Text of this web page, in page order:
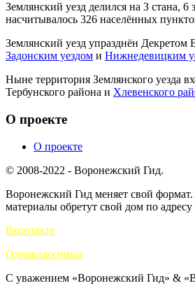
Землянский уезд делился на 3 стана,
насчитывалось 326 населённых
Землянский уезд упразднён
Задонским уездом и Нижнедевицким
Ныне территория Землянского уезда
Тербунского района и Хлевенского
О проекте
О проекте
© 2008-2022 - Воронежский Гид.
Воронежский Гид меняет свой
материалы обретут свой дом по адресу
Вконтакте
Одноклассники
С уважением «Воронежский Гид» &